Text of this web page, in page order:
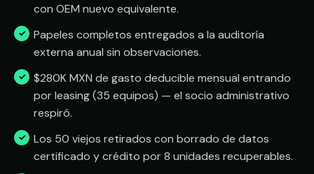
con OEM nuevo equivalente.
Papeles completos entregados a la auditoría
externa anual sin observaciones.
$280K MXN de gasto deducible mensual entrando
por leasing (35 equipos) — el socio administrativo
respiró.
Los 50 viejos retirados con borrado de datos
certificado y crédito por 8 unidades recuperables.